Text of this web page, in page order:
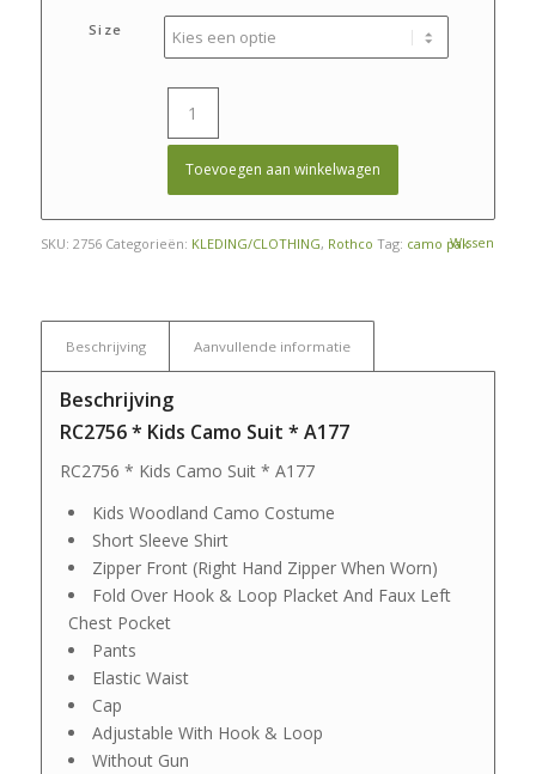
Size
Wissen
Toevoegen aan winkelwagen
SKU: 2756 Categorieën: KLEDING/CLOTHING, Rothco Tag: camo pak
Beschrijving Aanvullende informatie
Beschrijving
RC2756 * Kids Camo Suit * A177
RC2756 * Kids Camo Suit * A177
Kids Woodland Camo Costume
Short Sleeve Shirt
Zipper Front (Right Hand Zipper When Worn)
Fold Over Hook & Loop Placket And Faux Left
Chest Pocket
Pants
Elastic Waist
Cap
Adjustable With Hook & Loop
Without Gun